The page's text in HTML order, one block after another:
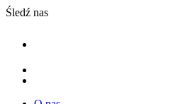
Śledź nas